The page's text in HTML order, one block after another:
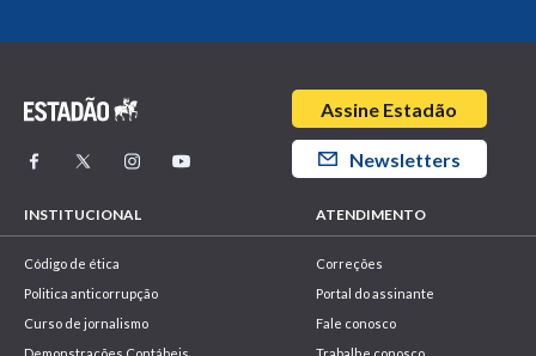
INSTITUCIONAL
Código de ética
Politica anticorrupção
Curso de jornalismo
ATENDIMENTO
Correções
Portal do assinante
Fale conosco
Assine Estadão
Newsletters